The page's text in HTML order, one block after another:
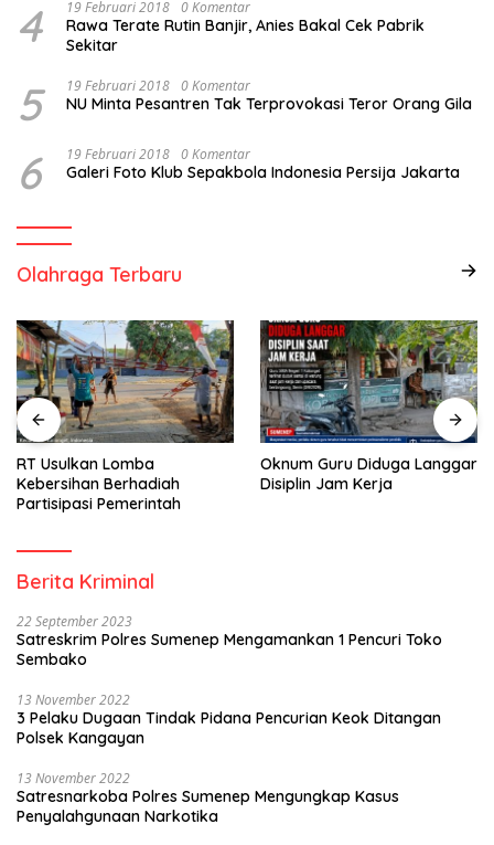
4 19 Februari 2018 0 Komentar
Rawa Terate Rutin Banjir, Anies Bakal Cek Pabrik
Sekitar
5 19 Februari 2018 0 Komentar
NU Minta Pesantren Tak Terprovokasi Teror Orang Gila
6 19 Februari 2018 0 Komentar
Galeri Foto Klub Sepakbola Indonesia Persija Jakarta
Olahraga Terbaru
RT Usulkan Lomba
Kebersihan Berhadiah
Partisipasi Pemerintah
Oknum Guru Diduga Langgar
Disiplin Jam Kerja
Berita Kriminal
22 September 2023
Satreskrim Polres Sumenep Mengamankan 1 Pencuri Toko
Sembako
13 November 2022
3 Pelaku Dugaan Tindak Pidana Pencurian Keok Ditangan
Polsek Kangayan
13 November 2022
Satresnarkoba Polres Sumenep Mengungkap Kasus
Penyalahgunaan Narkotika